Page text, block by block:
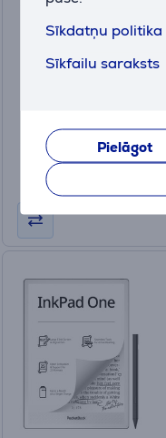
Sīkdatņu politika
Sīkfailu saraksts
Pielāgot